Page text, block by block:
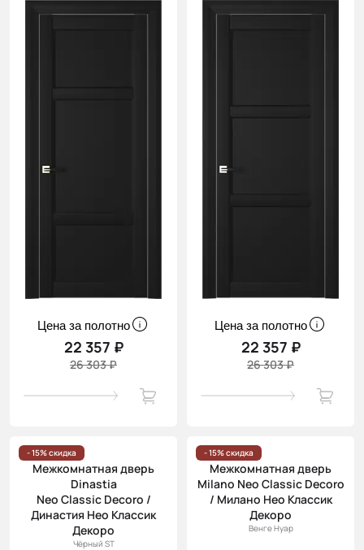
Цена за полотно
22 357 ₽
26 303 ₽
Цена за полотно
22 357 ₽
26 303 ₽
- 15% скидка
Межкомнатная дверь
Dinastia
Neo Classic Decoro /
Династия Нео Классик
Декоро
Чёрный ST
- 15% скидка
Межкомнатная дверь
Milano Neo Classic Decoro
/ Милано Нео Классик
Декоро
Венге Нуар